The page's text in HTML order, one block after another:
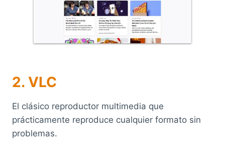
2. VLC
El clásico reproductor multimedia que
prácticamente reproduce cualquier formato sin
problemas.